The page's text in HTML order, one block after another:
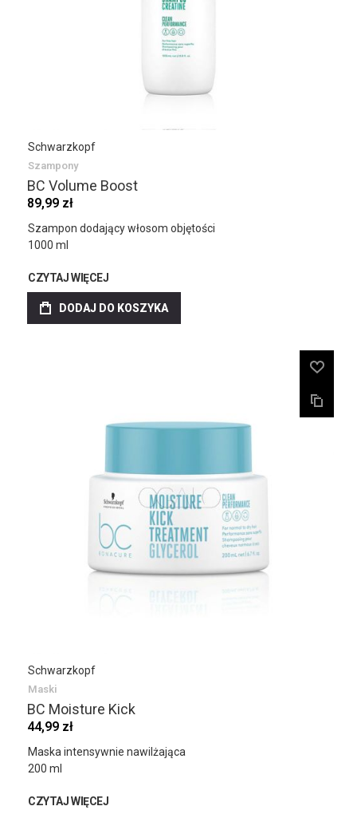
Schwarzkopf
Szampony
BC Volume Boost
89,99 zł
Szampon dodający włosom objętości
1000 ml
CZYTAJ WIĘCEJ
DODAJ DO KOSZYKA
Schwarzkopf
Maski
BC Moisture Kick
44,99 zł
Maska intensywnie nawilżająca
200 ml
CZYTAJ WIĘCEJ